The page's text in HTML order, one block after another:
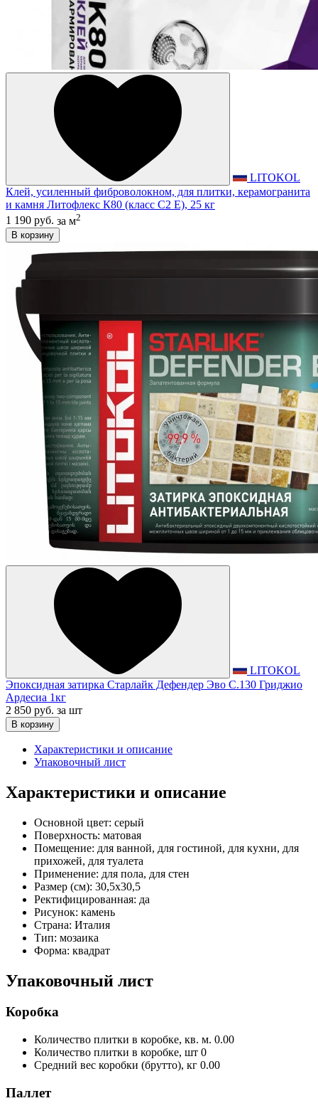
LITOKOL
Клей, усиленный фиброволокном, для плитки, керамогранита
и камня Литофлекс К80 (класс С2 E), 25 кг
1 190 руб. за м2
В корзину
LITOKOL
Эпоксидная затирка Старлайк Дефендер Эво С.130 Гриджио
Ардесиа 1кг
2 850 руб. за шт
В корзину
Характеристики и описание
Упаковочный лист
Характеристики и описание
Основной цвет: серый
Поверхность: матовая
Помещение: для ванной, для гостиной, для кухни, для
прихожей, для туалета
Применение: для пола, для стен
Размер (см): 30,5x30,5
Ректифицированная: да
Рисунок: камень
Страна: Италия
Тип: мозаика
Форма: квадрат
Упаковочный лист
Коробка
Количество плитки в коробке, кв. м. 0.00
Количество плитки в коробке, шт 0
Средний вес коробки (брутто), кг 0.00
Паллет